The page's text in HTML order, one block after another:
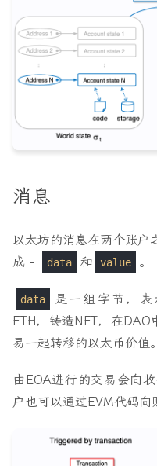
消息
以太坊的消息在两个账户
成 -
data 和 value 。
data
是一组字节，
ETH，铸造NFT，在DAO
易一起转移的以太币价值。
由EOA进行的交易会向
户也可以通过EVM代码向